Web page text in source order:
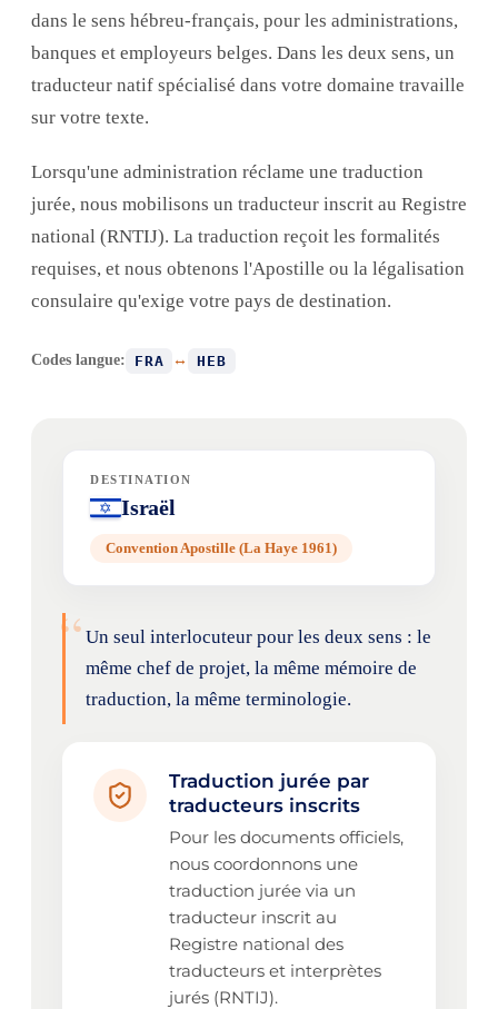
dans le sens hébreu-français, pour les administrations,
banques et employeurs belges. Dans les deux sens, un
traducteur natif spécialisé dans votre domaine travaille
sur votre texte.
Lorsqu'une administration réclame une traduction
jurée, nous mobilisons un traducteur inscrit au Registre
national (RNTIJ). La traduction reçoit les formalités
requises, et nous obtenons l'Apostille ou la légalisation
consulaire qu'exige votre pays de destination.
Codes langue: FRA ↔ HEB
DESTINATION
Israël
Convention Apostille (La Haye 1961)
“ Un seul interlocuteur pour les deux sens : le
même chef de projet, la même mémoire de
traduction, la même terminologie.
Traduction jurée par
traducteurs inscrits
Pour les documents officiels,
nous coordonnons une
traduction jurée via un
traducteur inscrit au
Registre national des
traducteurs et interprètes
jurés (RNTIJ).